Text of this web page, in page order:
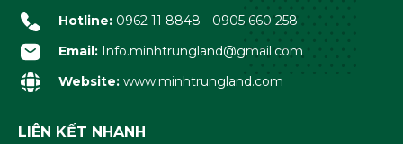
Hotline:0962 11 8848 - 0905 660 258
Email:Info.minhtrungland@gmail.com
Website:www.minhtrungland.com
LIÊN KẾT NHANH